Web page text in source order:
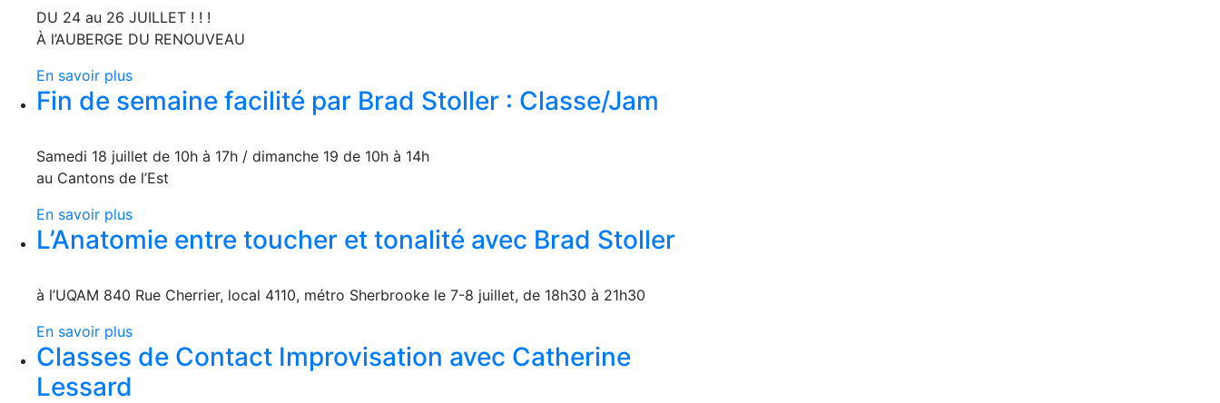
DU 24 au 26 JUILLET ! ! !
À l’AUBERGE DU RENOUVEAU
En savoir plus
Fin de semaine facilité par Brad Stoller : Classe/Jam
Samedi 18 juillet de 10h à 17h / dimanche 19 de 10h à 14h
au Cantons de l’Est
En savoir plus
L’Anatomie entre toucher et tonalité avec Brad Stoller
à l’UQAM 840 Rue Cherrier, local 4110, métro Sherbrooke le 7-8 juillet, de 18h30 à 21h30
En savoir plus
Classes de Contact Improvisation avec Catherine
Lessard